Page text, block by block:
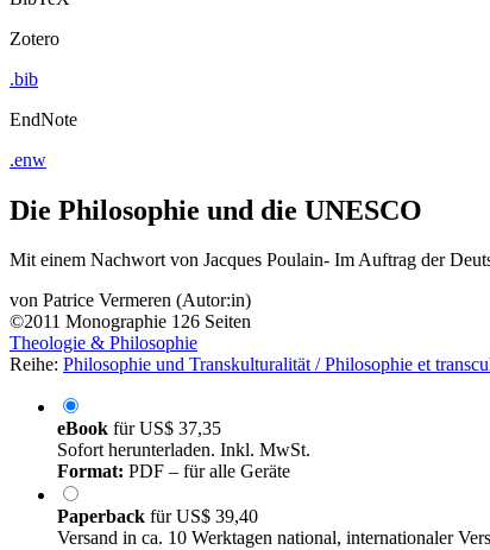
Zotero
.bib
EndNote
.enw
Die Philosophie und die UNESCO
Mit einem Nachwort von Jacques Poulain- Im Auftrag der
von Patrice Vermeren (Autor:in)
©2011 Monographie 126 Seiten
Theologie & Philosophie
Reihe: Philosophie und Transkulturalität / Philosophie et
eBook fürUS$ 37,35
Sofort herunterladen. Inkl. MwSt.
Format: PDF – für alle Geräte
Paperback fürUS$ 39,40
Versand in ca. 10 Werktagen national, internationaler